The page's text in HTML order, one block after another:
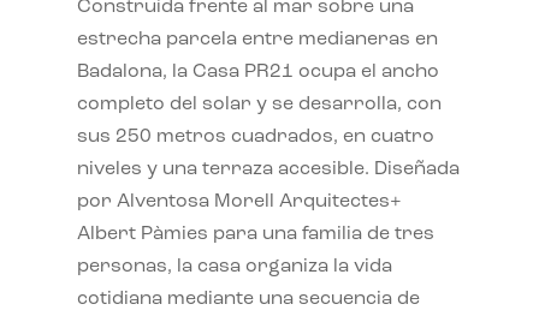
Construida frente al mar sobre una
estrecha parcela entre medianeras en
Badalona, la Casa PR21 ocupa el ancho
completo del solar y se desarrolla, con
sus 250 metros cuadrados, en cuatro
niveles y una terraza accesible. Diseñada
por Alventosa Morell Arquitectes+
Albert Pàmies para una familia de tres
personas, la casa organiza la vida
cotidiana mediante una secuencia de